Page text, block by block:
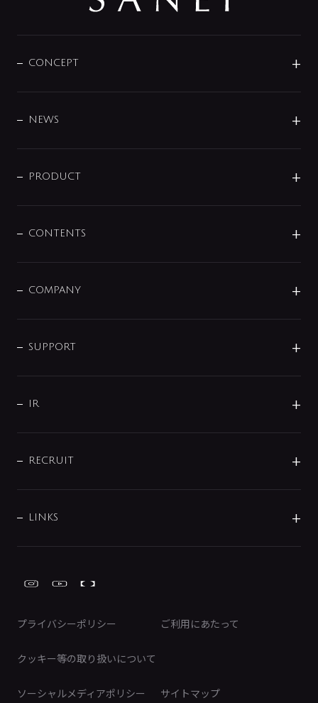
プライバシーポリシー ご利用にあたって
クッキー等の取り扱いについて
ソーシャルメディアポリシー サイトマップ
CONCEPT
DESIGN
NEWS
商品に関して
その他
PRODUCT
センサー・タッチ水栓
単水栓
分岐
配管システム
バス・空調周辺用品
トイレ周辺用品
CONTENTS
じぶんシャワーが見つかる
COMPANY
企業理念
会社概要
事業所案内
SUPPORT
よくあるご質問
データダウンロード
みらいエコ住宅2026事業
IR
IRニュース
IRライブラリ
電子公告
RECRUIT
募集要項
LINKS